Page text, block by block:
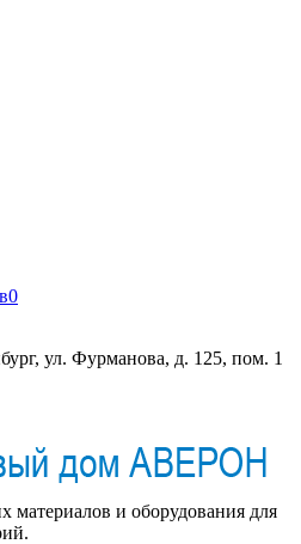
0
ул. Фурманова, д. 125, пом. 1
материалов и оборудования для